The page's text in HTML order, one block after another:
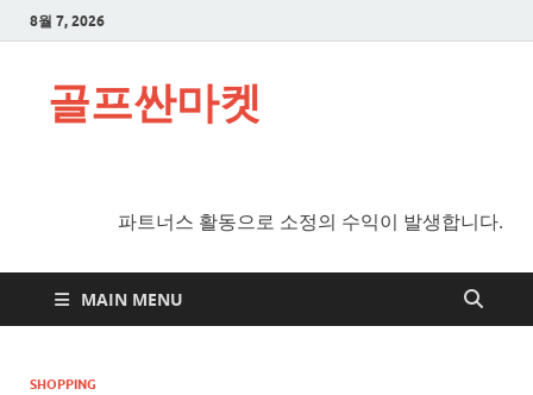
8월 7, 2026
골프싼마켓
파트너스 활동으로 소정의 수익이 발생합니다.
MAIN MENU
SHOPPING